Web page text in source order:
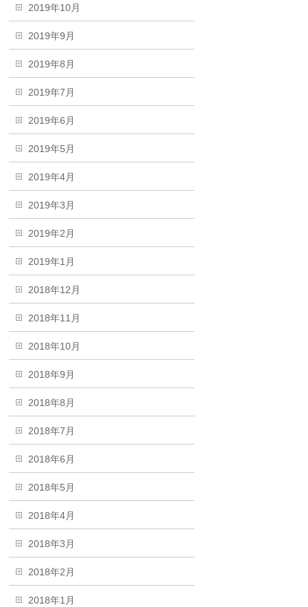
2019年10月
2019年9月
2019年8月
2019年7月
2019年6月
2019年5月
2019年4月
2019年3月
2019年2月
2019年1月
2018年12月
2018年11月
2018年10月
2018年9月
2018年8月
2018年7月
2018年6月
2018年5月
2018年4月
2018年3月
2018年2月
2018年1月